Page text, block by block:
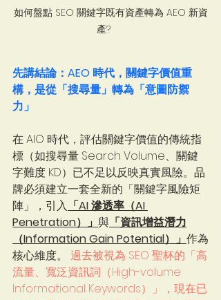
如何盤點 SEO 關鍵字既有資產轉為 AEO 新資
先講結論：AEO 時代， 關鍵字價值重
構，是從「搜尋量」轉為「意圖防禦
力」
在 AIO 時代，評估關鍵字價值的傳統指
標（如搜尋量 Search Volume、關鍵
字難度 KD）已不足以反映真實風險。品
牌必須建立一套全新的「關鍵字風險矩
陣」，引入 「AI 滲透率（AI
Penetration）」 與 「資訊增益潛力
（Information Gain Potential）」 作為
核心維度。 過去被視為 SEO 聖杯的「高
流量、寬泛資訊詞（High-volume
Informational Keywords）」，現在已